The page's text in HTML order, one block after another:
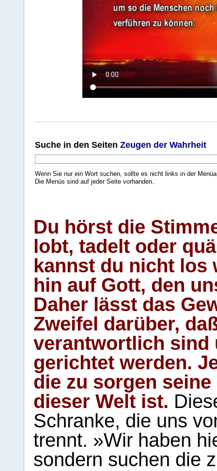
Suche in den Seiten Zeugen der Wahrheit
Wenn Sie nur ein Wort suchen, sollte es nicht links in der
Die Menüs sind auf jeder Seite vorhanden..
Du hörst die
lobt, tadelt oder
kannst du nicht los
hin auf Gott, den
Daher lässt das
Zweifel darüber,
verantwortlich sind
gerichtet werden.
die zu sorgen
dieser Welt ist.
Schranke, die uns
trennt. »Wir haben
sondern suchen die